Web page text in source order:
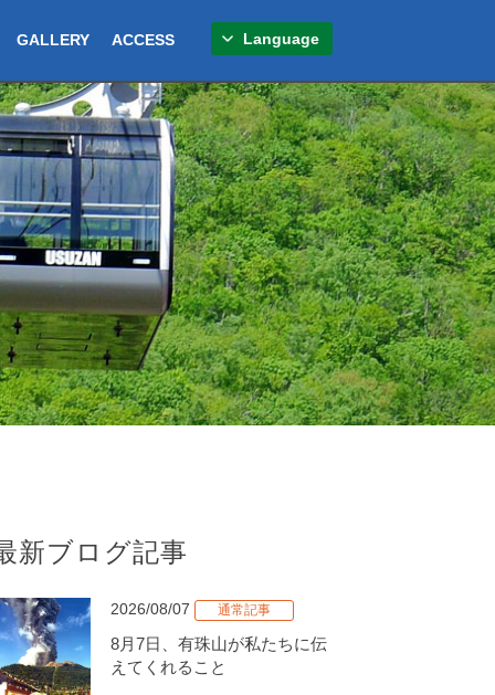
GALLERY ACCESS Language
新ブログ記事
2026/08/07 通常記事
8月7日、有珠山が私たちに伝
えてくれること